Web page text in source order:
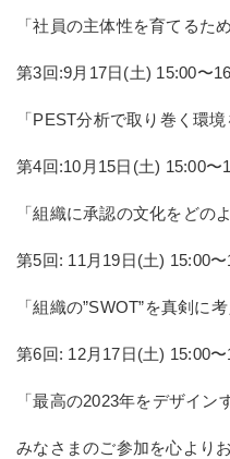
「社員の主体性を育てるた
第3回:9月17日(土) 15:00〜
「PEST分析で取り巻く環境
第4回:10月15日(土) 15:00〜
「組織に承認の文化をどの
第5回: 11月19日(土) 15:00〜
「組織の”SWOT”を真剣に考
第6回: 12月17日(土) 15:00〜
「最高の2023年をデザイン
みなさまのご参加を心より